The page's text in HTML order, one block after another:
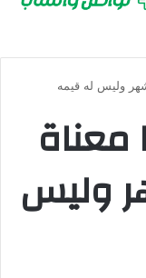
وليس له قيمه
وليس